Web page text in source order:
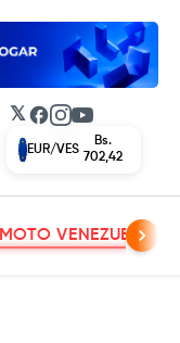
𝕏 Facebook
Instagram
YouTube
EUR/VES
Bs.
702,42
VENEZUELA